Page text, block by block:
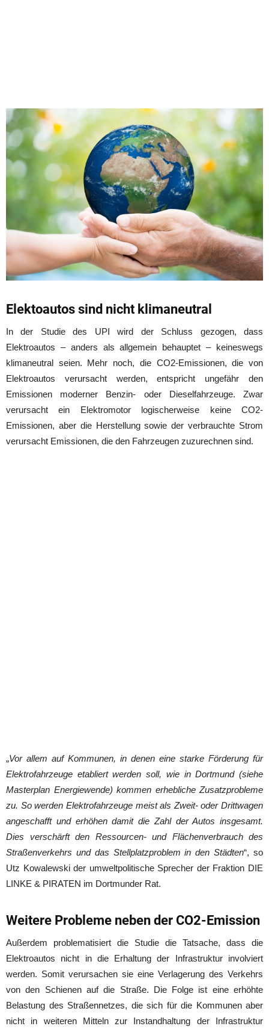
Elektoautos sind nicht klimaneutral
In der Studie des UPI wird der Schluss gezogen, dass
Elektroautos – anders als allgemein behauptet – keineswegs
klimaneutral seien. Mehr noch, die CO2-Emissionen, die von
Elektroautos verursacht werden, entspricht ungefähr den
Emissionen moderner Benzin- oder Dieselfahrzeuge. Zwar
verursacht ein Elektromotor logischerweise keine CO2-
Emissionen, aber die Herstellung sowie der verbrauchte Strom
verursacht Emissionen, die den Fahrzeugen zuzurechnen sind.
„Vor allem auf Kommunen, in denen eine starke Förderung für
Elektrofahrzeuge etabliert werden soll, wie in Dortmund (siehe
Masterplan Energiewende) kommen erhebliche Zusatzprobleme
zu. So werden Elektrofahrzeuge meist als Zweit- oder Drittwagen
angeschafft und erhöhen damit die Zahl der Autos insgesamt.
Dies verschärft den Ressourcen- und Flächenverbrauch des
Straßenverkehrs und das Stellplatzproblem in den Städten“, so
Utz Kowalewski der umweltpolitische Sprecher der Fraktion DIE
LINKE & PIRATEN im Dortmunder Rat.
Weitere Probleme neben der CO2-Emission
Außerdem problematisiert die Studie die Tatsache, dass die
Elektroautos nicht in die Erhaltung der Infrastruktur involviert
werden. Somit verursachen sie eine Verlagerung des Verkehrs
von den Schienen auf die Straße. Die Folge ist eine erhöhte
Belastung des Straßennetzes, die sich für die Kommunen aber
nicht in weiteren Mitteln zur Instandhaltung der Infrastruktur